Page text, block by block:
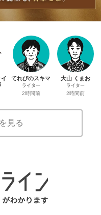
イ
てれびのスキマ
ライター
2時間前
大山 くまお
ライター
2時間前
見る